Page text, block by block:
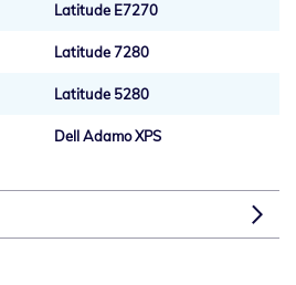
Latitude E7270
Latitude 7280
Latitude 5280
Dell Adamo XPS